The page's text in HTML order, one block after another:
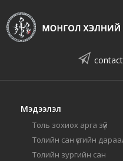
Мэдээлэл
Толь зохиох арга зүй
Толийн сан үсгийн
Толийн зургийн сан